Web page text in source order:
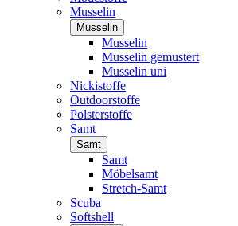
Musselin
Musselin
Musselin
Musselin gemustert
Musselin uni
Nickistoffe
Outdoorstoffe
Polsterstoffe
Samt
Samt
Samt
Möbelsamt
Stretch-Samt
Scuba
Softshell